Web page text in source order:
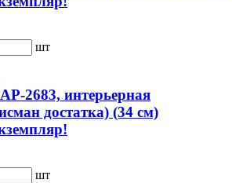
шт
2683, интерьерная
достатка) (34 см)
шт